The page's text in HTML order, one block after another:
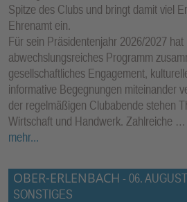
Spitze des Clubs und bringt damit viel
Ehrenamt ein.
Für sein Präsidentenjahr 2026/2027 hat
abwechslungsreiches Programm
gesellschaftliches Engagement,
informative Begegnungen miteinander
der regelmäßigen Clubabende stehen
Wirtschaft und Handwerk. Zahlreiche …
mehr...
OBER-ERLENBACH - 06.
SONSTIGES